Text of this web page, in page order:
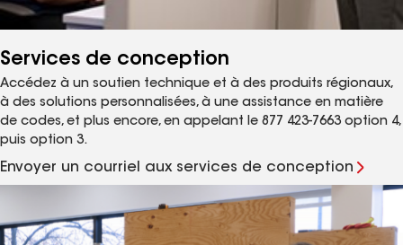
Services de conception
Accédez à un soutien technique et à des produits régionaux,
à des solutions personnalisées, à une assistance en matière
de codes, et plus encore, en appelant le 877 423-7663 option 4,
puis option 3.
Envoyer un courriel aux services de conception